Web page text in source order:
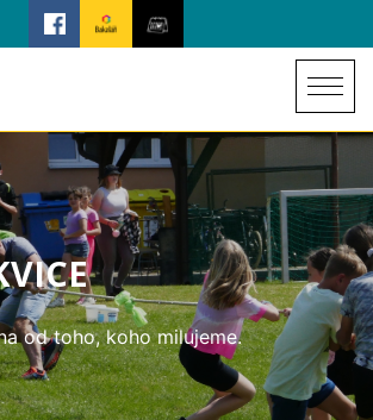
od toho, koho milujeme.